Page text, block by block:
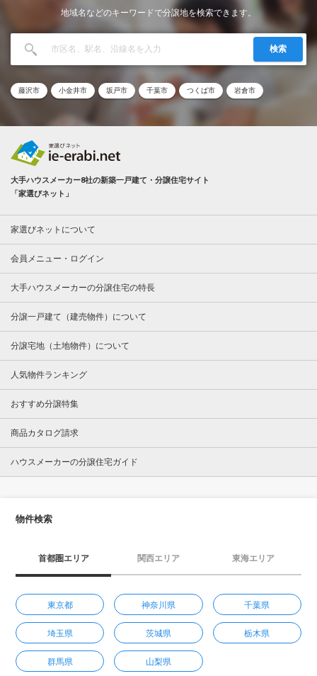
地域名などのキーワードで分譲地を検索できます。
検索
藤沢市 小金井市 坂戸市 千葉市 つくば市 岩倉市
大手ハウスメーカー8社の新築一戸建て・分譲住宅サイト
「家選びネット」
家選びネットについて
会員メニュー・ログイン
大手ハウスメーカーの分譲住宅の特長
分譲一戸建て（建売物件）について
分譲宅地（土地物件）について
人気物件ランキング
おすすめ分譲特集
商品カタログ請求
ハウスメーカーの分譲住宅ガイド
物件検索
首都圏エリア 関西エリア 東海エリア
東京都 神奈川県 千葉県
埼玉県 茨城県 栃木県
群馬県 山梨県